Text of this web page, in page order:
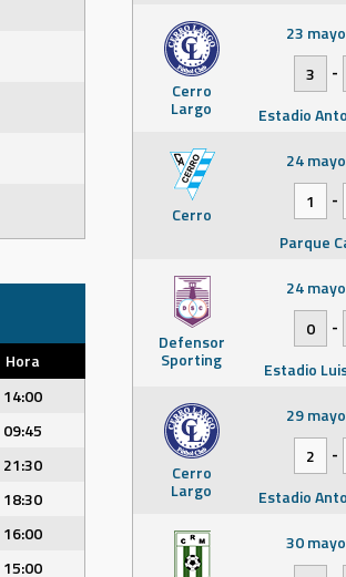
Hora
14:00
09:45
21:30
18:30
16:00
15:00
Cerro
Largo
23
3
-
Estadio
Cerro
24
1
-
Parque
Defensor
Sporting
24
0
-
Estadio
Cerro
Largo
29
2
-
Estadio
30